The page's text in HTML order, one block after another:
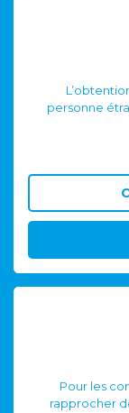
personne
Pour les
rapprocher